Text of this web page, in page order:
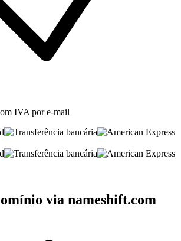
IVA por e-mail
via nameshift.com